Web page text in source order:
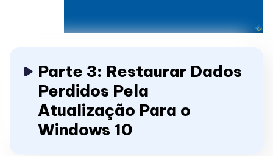
Parte 3: Restaurar Dados
Perdidos Pela
Atualização Para o
Windows 10